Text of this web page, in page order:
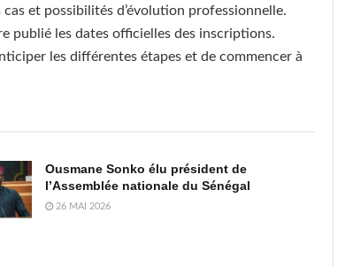
et possibilités d’évolution professionnelle.
publié les dates officielles des inscriptions.
les différentes étapes et de commencer à
Ousmane Sonko élu président de
l’Assemblée nationale du Sénégal
26 MAI 2026